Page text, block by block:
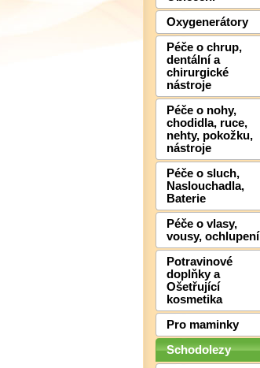
Oxygenerátory
Péče o chrup,
dentální a
chirurgické
nástroje
Péče o nohy,
chodidla, ruce,
nehty, pokožku,
nástroje
Péče o sluch,
Naslouchadla,
Baterie
Péče o vlasy,
vousy, ochlupení
Potravinové
doplňky a
Ošetřující
kosmetika
Pro maminky
Schodolezy